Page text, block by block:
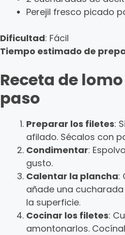
Perejil fresco picado
Dificultad: Fácil
Tiempo estimado de
Receta de
paso
Preparar los filetes:
afilado. Sécalos con
Condimentar:
gusto.
Calentar la plancha:
añade una
la superficie.
Cocinar los filetes:
amontonarlos.